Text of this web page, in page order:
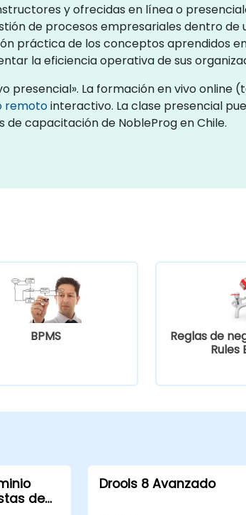
y ofrecidas en línea o
de procesos empresariales dentro de
práctica de los conceptos aprendidos
la eficiencia operativa de sus
presencial». La formación en vivo online
remotointeractivo. La clase presencial
capacitación de NobleProg en Chile.
BPMS
Reglas de
Rules
de
Drools 8 Avanzado